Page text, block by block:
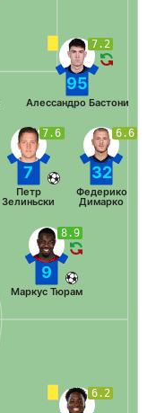
7.2
95
Алессандро Бастони
6.6
32
Федерико
Димарко
7.6
7
Петр
Зелиньски
8.9
9
Маркус Тюрам
6.2